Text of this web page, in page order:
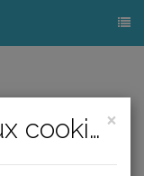
×
Politique relative aux cookies